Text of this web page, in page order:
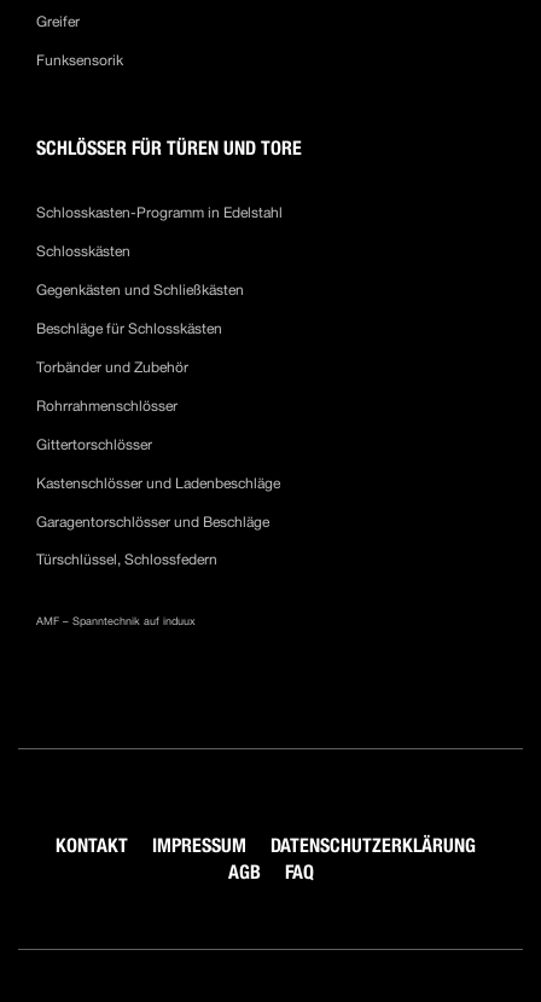
Greifer
Funksensorik
SCHLÖSSER FÜR TÜREN UND TORE
Schlosskasten-Programm in Edelstahl
Schlosskästen
Gegenkästen und Schließkästen
Beschläge für Schlosskästen
Torbänder und Zubehör
Rohrrahmenschlösser
Gittertorschlösser
Kastenschlösser und Ladenbeschläge
Garagentorschlösser und Beschläge
Türschlüssel, Schlossfedern
AMF – Spanntechnik auf induux
KONTAKT IMPRESSUM
DATENSCHUTZERKLÄRUNG
AGB
FAQ